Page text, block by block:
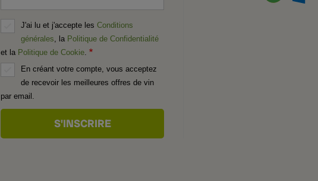
J'ai lu et j'accepte les Conditions
générales, la Politique de Confidentialité
et la Politique de Cookie.
En créant votre compte, vous acceptez
de recevoir les meilleures offres de vin
par email.